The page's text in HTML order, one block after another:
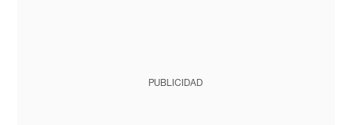
PUBLICIDAD